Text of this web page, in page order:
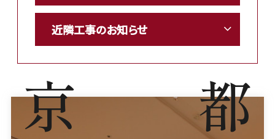
近隣工事のお知らせ
京 都